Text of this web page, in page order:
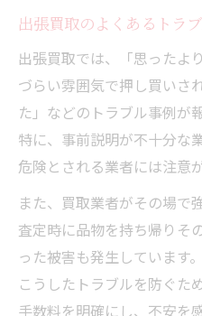
出張買取のよくあるトラ
出張買取では、「思ったよ
づらい雰囲気で押し買いさ
た」などのトラブル事例が
特に、事前説明が不十分な
危険とされる業者には注意
また、買取業者がその場で
査定時に品物を持ち帰りそ
った被害も発生しています。
こうしたトラブルを防ぐた
手数料を明確にし、不安を